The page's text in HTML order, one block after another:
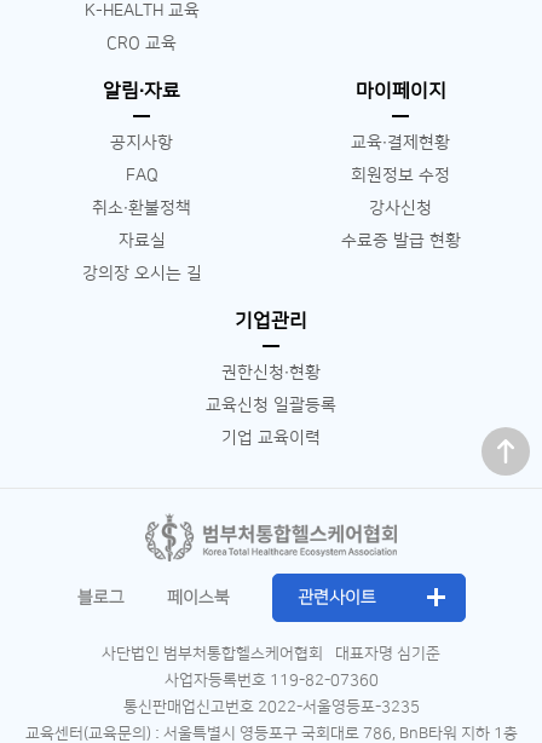
K-HEALTH 교육
CRO 교육
알림∙자료
공지사항
FAQ
취소∙환불정책
자료실
강의장 오시는 길
마이페이지
교육∙결제현황
회원정보 수정
강사신청
수료증 발급 현황
기업관리
권한신청∙현황
교육신청 일괄등록
기업 교육이력
맨 위로
블로그 페이스북 관련사이트
사단법인 범부처통합헬스케어협회
대표자명 심기준
사업자등록번호 119-82-07360
통신판매업신고번호 2022-서울영등포-3235
교육센터(교육문의) : 서울특별시 영등포구 국회대로 786, BnB타워 지하 1층